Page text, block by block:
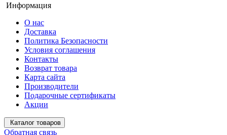
Информация
О нас
Доставка
Политика Безопасности
Условия соглашения
Контакты
Возврат товара
Карта сайта
Производители
Подарочные сертификаты
Акции
Каталог товаров
Обратная связь